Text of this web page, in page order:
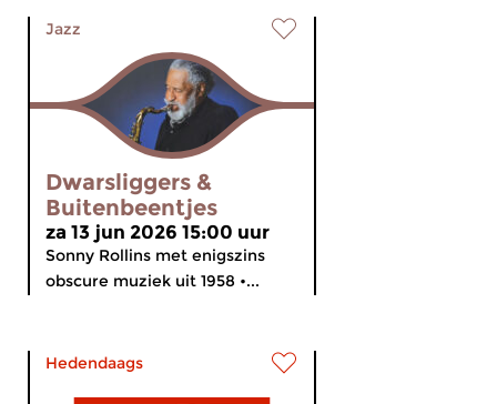
Jazz
Dwarsliggers &
Buitenbeentjes
za 13 jun 2026 15:00 uur
Sonny Rollins met enigszins
obscure muziek uit 1958 •...
Hedendaags